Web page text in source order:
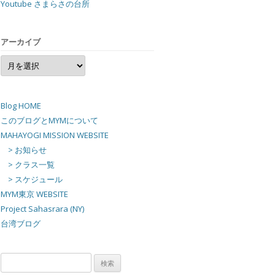
Youtube さまらさの台所
アーカイブ
ア
ー
カ
Blog HOME
このブログとMYMについて
MAHAYOGI MISSION WEBSITE
> お知らせ
> クラス一覧
> スケジュール
MYM東京 WEBSITE
Project Sahasrara (NY)
台湾ブログ